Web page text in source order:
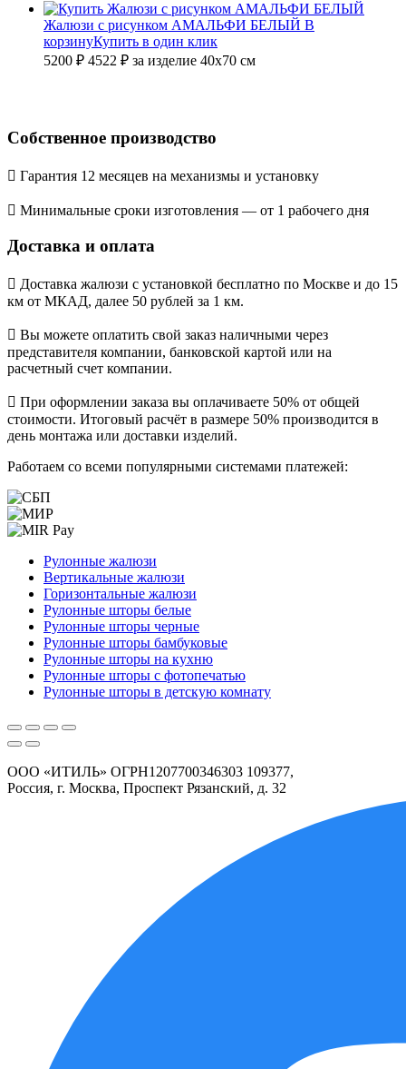
Жалюзи с рисунком АМАЛЬФИ БЕЛЫЙ В
корзинуКупить в один клик
5200 ₽ 4522 ₽ за изделие 40х70 см
Собственное производство
Гарантия 12 месяцев на механизмы и установку
Минимальные сроки изготовления — от 1 рабочего дня
Доставка и оплата
Доставка жалюзи с установкой бесплатно по Москве и до 15
км от МКАД, далее 50 рублей за 1 км.
Вы можете оплатить свой заказ наличными через
представителя компании, банковской картой или на
расчетный счет компании.
При оформлении заказа вы оплачиваете 50% от общей
стоимости. Итоговый расчёт в размере 50% производится в
день монтажа или доставки изделий.
Работаем со всеми популярными системами платежей:
Рулонные жалюзи
Вертикальные жалюзи
Горизонтальные жалюзи
Рулонные шторы белые
Рулонные шторы черные
Рулонные шторы бамбуковые
Рулонные шторы на кухню
Рулонные шторы с фотопечатью
Рулонные шторы в детскую комнату
ООО «ИТИЛЬ» ОГРН1207700346303 109377,
Россия, г. Москва, Проспект Рязанский, д. 32